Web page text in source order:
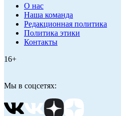
О нас
Наша команда
Редакционная политика
Политика этики
Контакты
16+
Мы в соцсетях: